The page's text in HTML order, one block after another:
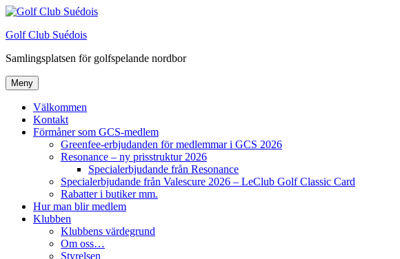
Hoppa
innehåll
Golf Club Suédois
Samlingsplatsen för golfspelande nordbor
Meny
Välkommen
Kontakt
Förmåner som GCS-medlem
Greenfee-erbjudanden för medlemmar i GCS 2026
Resonance – ny prisstruktur 2026
Specialerbjudande från Resonance
Specialerbjudande från Valescure 2026 – LeClub Golf Classic Card
Rabatter i butiker mm.
Hur man blir medlem
Klubben
Klubbens värdegrund
Om oss…
Styrelsen